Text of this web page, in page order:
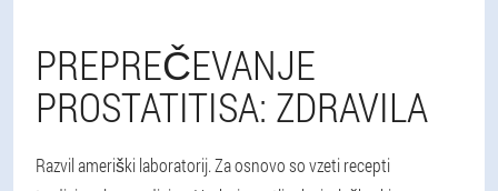
PREPREČEVANJE
PROSTATITISA: ZDRAVILA
Razvil ameriški laboratorij. Za osnovo so vzeti recepti